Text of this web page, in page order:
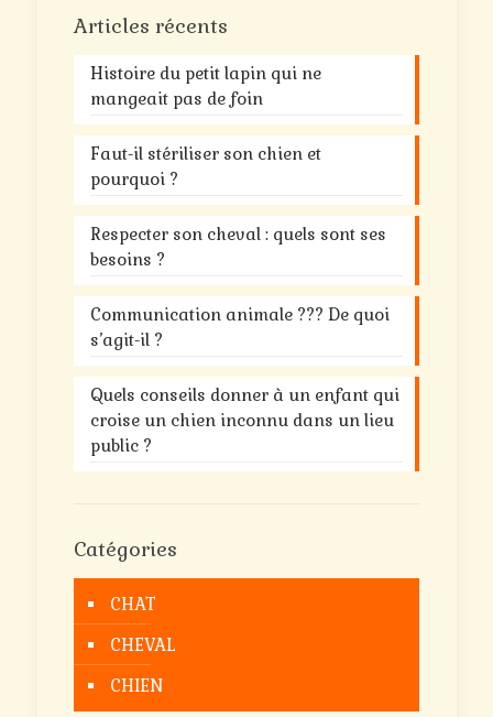
Articles récents
Histoire du petit lapin qui ne
mangeait pas de foin
Faut-il stériliser son chien et
pourquoi ?
Respecter son cheval : quels sont ses
besoins ?
Communication animale ??? De quoi
s’agit-il ?
Quels conseils donner à un enfant qui
croise un chien inconnu dans un lieu
public ?
Catégories
CHAT
CHEVAL
CHIEN